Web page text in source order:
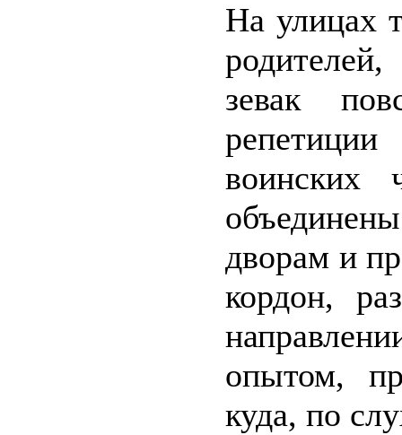
На улицах
зевак
воинских
дворам и
кордон,
опытом,
куда, по